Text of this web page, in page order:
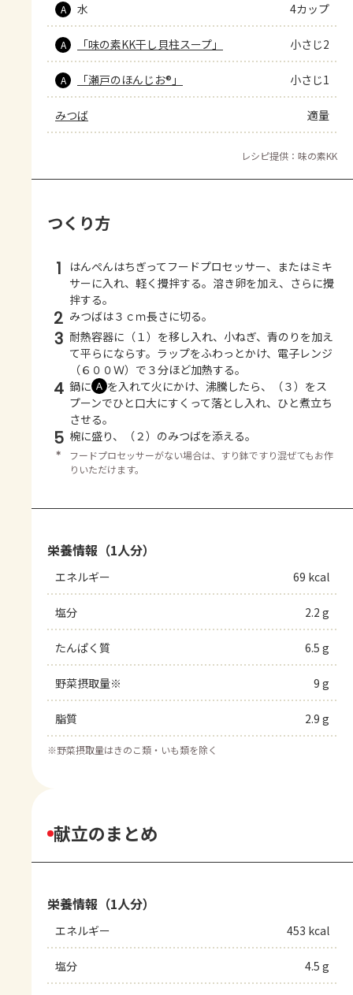
A 水 4カップ
A 「味の素KK干し貝柱スープ」 小さじ2
A 「瀬戸のほんじお®」 小さじ1
みつば 適量
レシピ提供：味の素KK
つくり方
1
はんぺんはちぎってフードプロセッサー、またはミキ
サーに入れ、軽く攪拌する。溶き卵を加え、さらに攪
拌する。
2 みつばは３ｃｍ長さに切る。
3 耐熱容器に（１）を移し入れ、小ねぎ、青のりを加え
て平らにならす。ラップをふわっとかけ、電子レンジ
（６００Ｗ）で３分ほど加熱する。
4 鍋に Ａ を入れて火にかけ、沸騰したら、（３）をス
プーンでひと口大にすくって落とし入れ、ひと煮立ち
させる。
5 椀に盛り、（２）のみつばを添える。
＊
フードプロセッサーがない場合は、すり鉢ですり混ぜてもお作
りいただけます。
栄養情報（1人分）
エネルギー 69 kcal
塩分 2.2 g
たんぱく質 6.5 g
野菜摂取量※ 9 g
脂質 2.9 g
※野菜摂取量はきのこ類・いも類を除く
献立のまとめ
栄養情報（1人分）
エネルギー 453 kcal
塩分 4.5 g